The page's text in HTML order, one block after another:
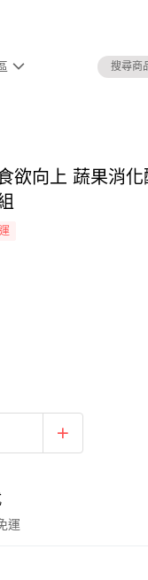
欲向上 蔬果消
運